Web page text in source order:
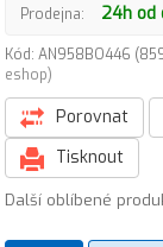
Prodejna: 24h od
Kód: AN958BO446
eshop)
Porovnat
Tisknout
Další oblíbené